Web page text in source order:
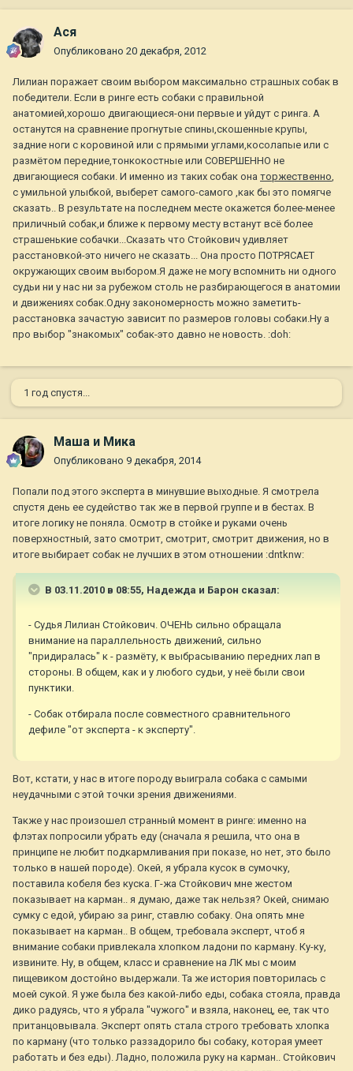
Ася
Опубликовано 20 декабря, 2012
Лилиан поражает своим выбором максимально страшных собак в
победители. Если в ринге есть собаки с правильной
анатомией,хорошо двигающиеся-они первые и уйдут с ринга. А
останутся на сравнение прогнутые спины,скошенные крупы,
задние ноги с коровиной или с прямыми углами,косолапые или с
размётом передние,тонкокостные или СОВЕРШЕННО не
двигающиеся собаки. И именно из таких собак она торжественно,
с умильной улыбкой, выберет самого-самого ,как бы это помягче
сказать.. В результате на последнем месте окажется более-менее
приличный собак,и ближе к первому месту встанут всё более
страшенькие собачки...Сказать что Стойкович удивляет
расстановкой-это ничего не сказать... Она просто ПОТРЯСАЕТ
окружающих своим выбором.Я даже не могу вспомнить ни одного
судьи ни у нас ни за рубежом столь не разбирающегося в анатомии
и движениях собак.Одну закономерность можно заметить-
расстановка зачастую зависит по размеров головы собаки.Ну а
про выбор "знакомых" собак-это давно не новость. :doh:
1 год спустя...
Маша и Мика
Опубликовано 9 декабря, 2014
Попали под этого эксперта в минувшие выходные. Я смотрела
спустя день ее судейство так же в первой группе и в бестах. В
итоге логику не поняла. Осмотр в стойке и руками очень
поверхностный, зато смотрит, смотрит, смотрит движения, но в
итоге выбирает собак не лучших в этом отношении :dntknw:
В 03.11.2010 в 08:55, Надежда и Барон сказал:
- Судья Лилиан Стойкович. ОЧЕНЬ сильно обращала
внимание на параллельность движений, сильно
"придиралась" к - размёту, к выбрасыванию передних лап в
стороны. В общем, как и у любого судьи, у неё были свои
пунктики.
- Собак отбирала после совместного сравнительного
дефиле "от эксперта - к эксперту".
Вот, кстати, у нас в итоге породу выиграла собака с самыми
неудачными с этой точки зрения движениями.
Также у нас произошел странный момент в ринге: именно на
флэтах попросили убрать еду (сначала я решила, что она в
принципе не любит подкармливания при показе, но нет, это было
только в нашей породе). Окей, я убрала кусок в сумочку,
поставила кобеля без куска. Г-жа Стойкович мне жестом
показывает на карман.. я думаю, даже так нельзя? Окей, снимаю
сумку с едой, убираю за ринг, ставлю собаку. Она опять мне
показывает на карман.. В общем, требовала эксперт, чтоб я
внимание собаки привлекала хлопком ладони по карману. Ку-ку,
извините. Ну, в общем, класс и сравнение на ЛК мы с моим
пищевиком достойно выдержали. Та же история повторилась с
моей сукой. Я уже была без какой-либо еды, собака стояла, правда
дико радуясь, что я убрала "чужого" и взяла, наконец, ее, так что
пританцовывала. Эксперт опять стала строго требовать хлопка
по карману (что только раззадорило бы собаку, которая умеет
работать и без еды). Ладно, положила руку на карман.. Стойкович